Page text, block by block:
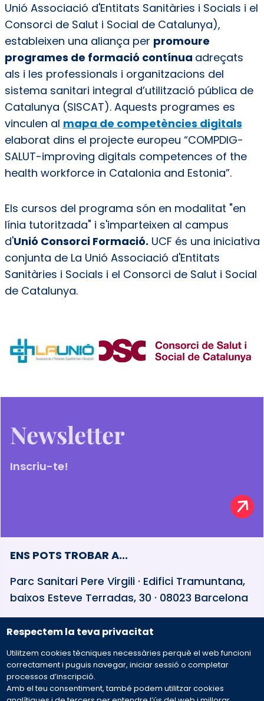
Respectem la teva privacitat
Utilitzem cookies tècniques necessàries perquè el web funcioni
correctament i puguis navegar, iniciar sessió o completar
processos d’inscripció.
Amb el teu consentiment, també podem utilitzar cookies
Unió Associació d'Entitats Sanitàries i Socials i el
Consorci de Salut i Social de Catalunya),
estableixen una aliança per promoure
programes de formació contínua adreçats
als i les professionals i organitzacions del
sistema sanitari integral d’utilització pública de
Catalunya (SISCAT). Aquests programes es
vinculen al mapa de competències digitals
elaborat dins el projecte europeu “COMPDIG-
SALUT-improving digitals competences of the
health workforce in Catalonia and Estonia”.
Els cursos del programa són en modalitat "en
línia tutoritzada" i s'imparteixen al campus
d'Unió Consorci Formació. UCF és una iniciativa
conjunta de La Unió Associació d'Entitats
Sanitàries i Socials i el Consorci de Salut i Social
de Catalunya.
Newsletter
Inscriu-te!
ENS POTS TROBAR A...
Parc Sanitari Pere Virgili · Edifici Tramuntana,
baixos Esteve Terradas, 30 · 08023 Barcelona
932 594 381
Preguntes freqüents
Envia'ns el teu missatge